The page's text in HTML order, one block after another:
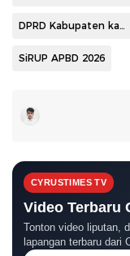
DPRD Kabupaten kapuas
SiRUP APBD 2026
CYRUSTIMES TV
Video Terbaru
Tonton video liputan,
lapangan terbaru dari